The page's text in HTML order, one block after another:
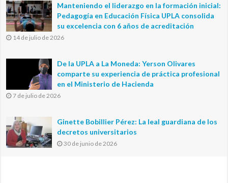
Manteniendo el liderazgo en la formación inicial:
Pedagogía en Educación Física UPLA consolida
su excelencia con 6 años de acreditación
14 de julio de 2026
De la UPLA a La Moneda: Yerson Olivares
comparte su experiencia de práctica profesional
en el Ministerio de Hacienda
7 de julio de 2026
Ginette Bobillier Pérez: La leal guardiana de los
decretos universitarios
30 de junio de 2026